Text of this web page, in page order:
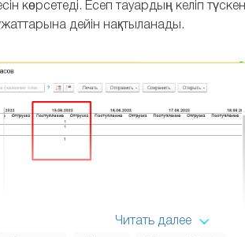
көрсетеді. Есеп тауардың келіп
дейін нақтыланады.
Читать далее